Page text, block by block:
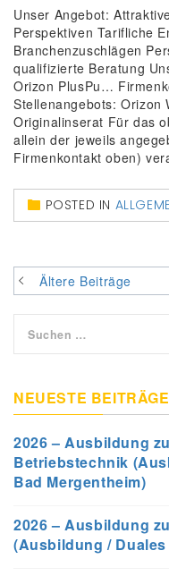
Unser Angebot:
Perspektiven Tarifliche
Branchenzuschlägen
qualifizierte Beratung
Orizon PlusPu…
Stellenangebots: Orizon
Originalinserat Für das
allein der jeweils
Firmenkontakt oben)
POSTED IN
Ältere Beiträge
nach:
NEUESTE BEITRÄGE
2026 – Ausbildung
Betriebstechnik
Bad Mergentheim)
2026 – Ausbildung
(Ausbildung /